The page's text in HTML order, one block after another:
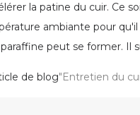
la patine du cuir. Ce
ambiante pour
peut se former.
de blog"Entretien du